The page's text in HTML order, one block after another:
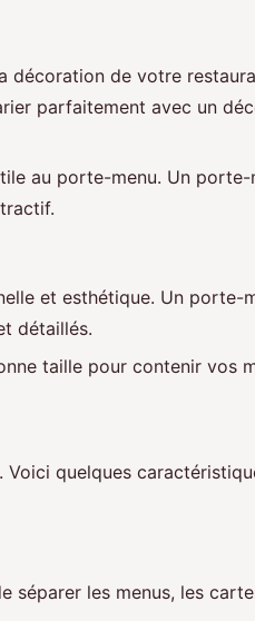
décoration de votre
parfaitement avec un
au porte-menu. Un porte-
et esthétique. Un porte-
détaillés.
taille pour contenir vos
quelques
séparer les menus, les